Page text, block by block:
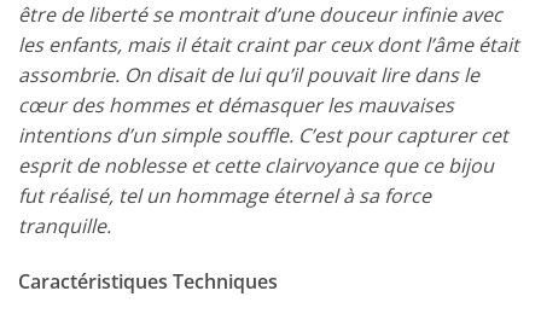
être de liberté se montrait d’une douceur infinie avec
les enfants, mais il était craint par ceux dont l’âme était
assombrie. On disait de lui qu’il pouvait lire dans le
cœur des hommes et démasquer les mauvaises
intentions d’un simple souffle. C’est pour capturer cet
esprit de noblesse et cette clairvoyance que ce bijou
fut réalisé, tel un hommage éternel à sa force
tranquille.
Caractéristiques Techniques